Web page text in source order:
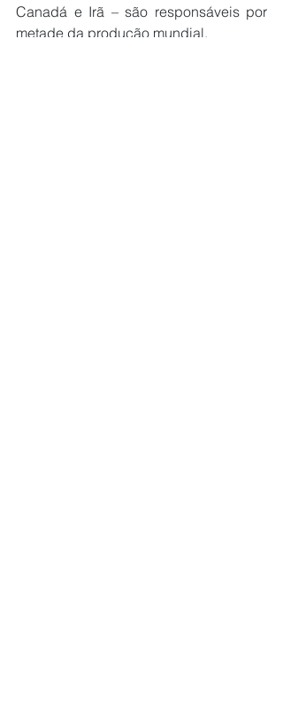
Canadá e Irã – são responsáveis por
metade da produção mundial.